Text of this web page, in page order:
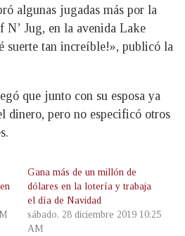
algunas jugadas más por la
N’ Jug, en la avenida Lake
suerte tan increíble!», publicó la
que junto con su esposa ya
dinero, pero no especificó otros
Gana más de un millón de
dólares en la lotería y trabaja
el día de Navidad
sábado, 28 diciembre 2019 10:25
AM